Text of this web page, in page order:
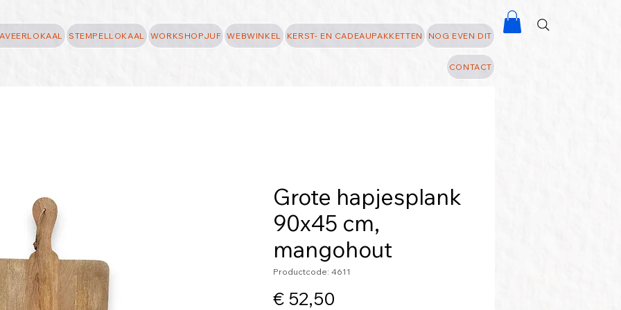
STEMPELLOKAAL WORKSHOPJUF WEBWINKEL KERST- EN CADEAUPAKKETTEN NOG EVEN DIT
CONTACT
Grote hapjesplank
90x45 cm,
mangohout
Productcode: 4611
€ 52,50